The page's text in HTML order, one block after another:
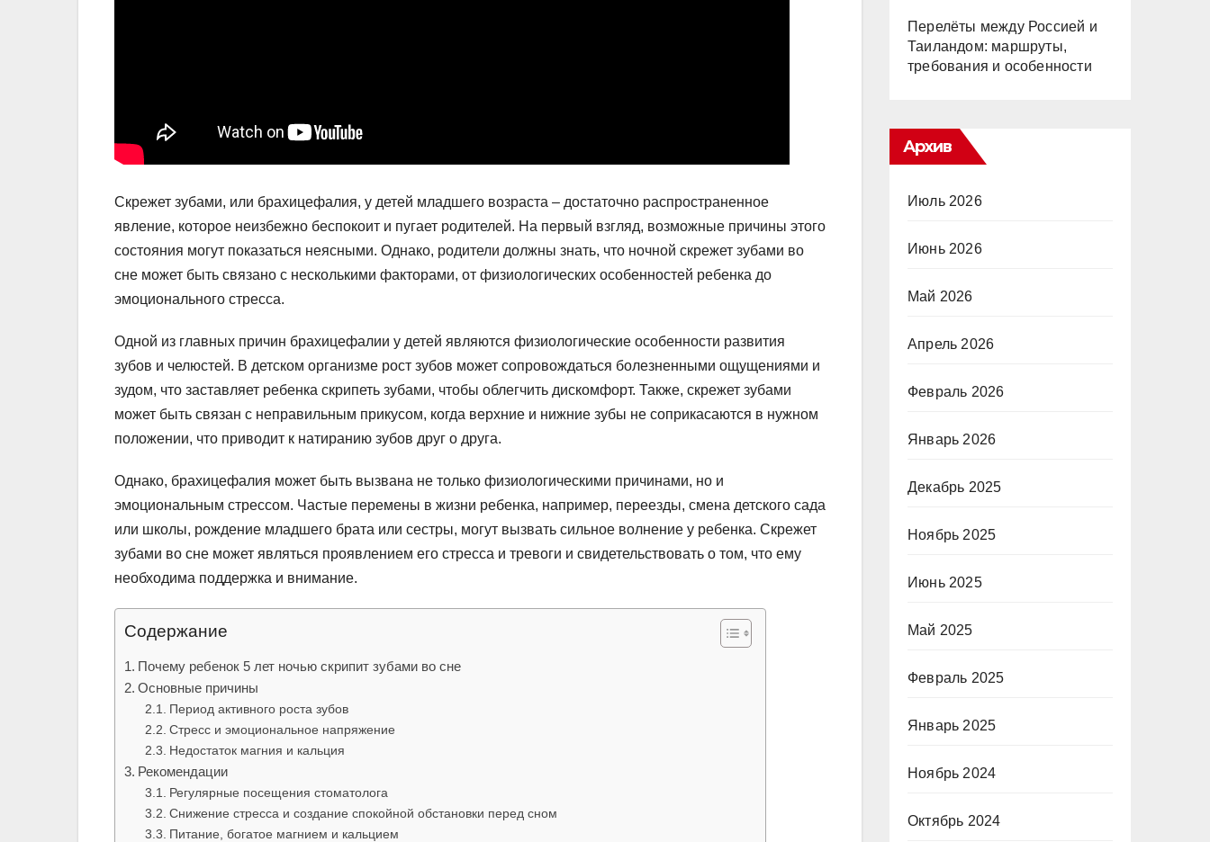
Скрежет зубами, или брахицефалия, у детей младшего возраста – достаточно распространенное
явление, которое неизбежно беспокоит и пугает родителей. На первый взгляд, возможные причины этого
состояния могут показаться неясными. Однако, родители должны знать, что ночной скрежет зубами во
сне может быть связано с несколькими факторами, от физиологических особенностей ребенка до
эмоционального стресса.
Одной из главных причин брахицефалии у детей являются физиологические особенности развития
зубов и челюстей. В детском организме рост зубов может сопровождаться болезненными ощущениями и
зудом, что заставляет ребенка скрипеть зубами, чтобы облегчить дискомфорт. Также, скрежет зубами
может быть связан с неправильным прикусом, когда верхние и нижние зубы не соприкасаются в нужном
положении, что приводит к натиранию зубов друг о друга.
Однако, брахицефалия может быть вызвана не только физиологическими причинами, но и
эмоциональным стрессом. Частые перемены в жизни ребенка, например, переезды, смена детского сада
или школы, рождение младшего брата или сестры, могут вызвать сильное волнение у ребенка. Скрежет
зубами во сне может являться проявлением его стресса и тревоги и свидетельствовать о том, что ему
необходима поддержка и внимание.
Содержание
Почему ребенок 5 лет ночью скрипит зубами во сне
Основные причины
Период активного роста зубов
Стресс и эмоциональное напряжение
Недостаток магния и кальция
Рекомендации
Регулярные посещения стоматолога
Снижение стресса и создание спокойной обстановки перед сном
Питание, богатое магнием и кальцием
Перелёты между Россией и
Таиландом: маршруты,
требования и особенности
Архив
Июль 2026
Июнь 2026
Май 2026
Апрель 2026
Февраль 2026
Январь 2026
Декабрь 2025
Ноябрь 2025
Июнь 2025
Май 2025
Февраль 2025
Январь 2025
Ноябрь 2024
Октябрь 2024